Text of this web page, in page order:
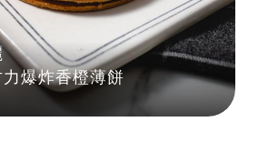
爆炸香橙薄餅